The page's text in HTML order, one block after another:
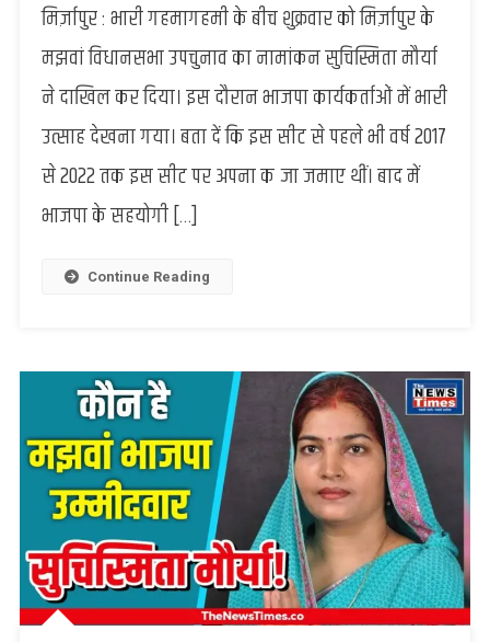
Election
:
भाजपा
सुचिस्मिता
मौर्या
किया
मिर्ज़ापुर : भारी गहमागहमी के बीच शुक्रवार को मिर्ज़ापुर के
मझवां विधानसभा उपचुनाव का नामांकन सुचिस्मिता मौर्या
ने दाखिल कर दिया। इस दौरान भाजपा कार्यकर्ताओं में भारी
उत्साह देखना गया। बता दें कि इस सीट से पहले भी वर्ष 2017
से 2022 तक इस सीट पर अपना कब्जा जमाए थीं। बाद में
भाजपा के सहयोगी […]
Continue Reading